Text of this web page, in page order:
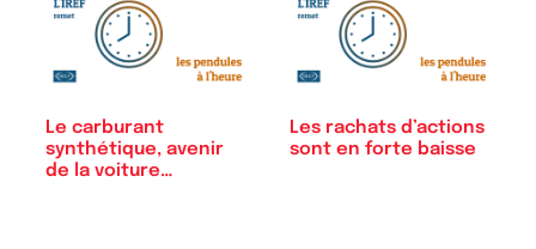
Le carburant
synthétique, avenir
de la voiture…
Les rachats d’actions
sont en forte baisse